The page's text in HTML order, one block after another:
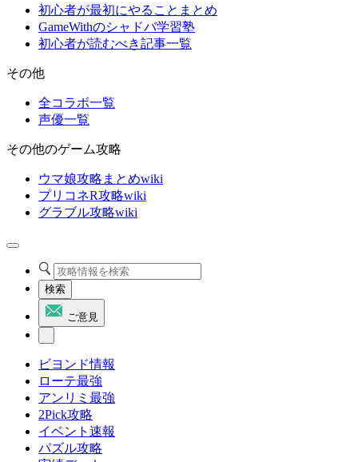
初心者が最初にやることまとめ
GameWithのシャドバ学習塾
初心者が読むべき記事一覧
その他
全コラボ一覧
声優一覧
その他のゲーム攻略
ウマ娘攻略まとめwiki
プリコネR攻略wiki
グラブル攻略wiki
検索
ご意見
ビヨンド情報
ローテ最強
アンリミ最強
2Pick攻略
イベント速報
パズル攻略